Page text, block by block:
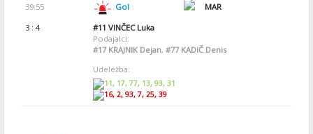
39:55 Gol
MAR
3 : 4
#11 VINČEC Luka
Podajalci:
#17KRAJNIK Dejan, #77KADIČ Denis
Udeležba:
11, 17, 77, 13, 93, 31
16, 2, 93, 7, 25, 39